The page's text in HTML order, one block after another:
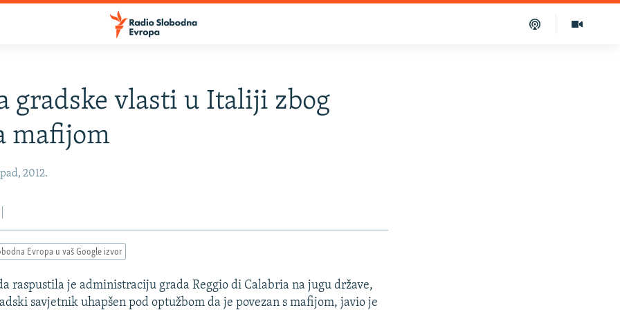
gradske vlasti u Italiji zbog
mafijom
2012.
Evropa u vaš Google izvor
raspustila je administraciju grada Reggio di Calabria na jugu države,
savjetnik uhapšen pod optužbom da je povezan s mafijom, javio je